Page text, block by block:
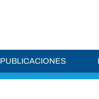
PUBLICACIONES